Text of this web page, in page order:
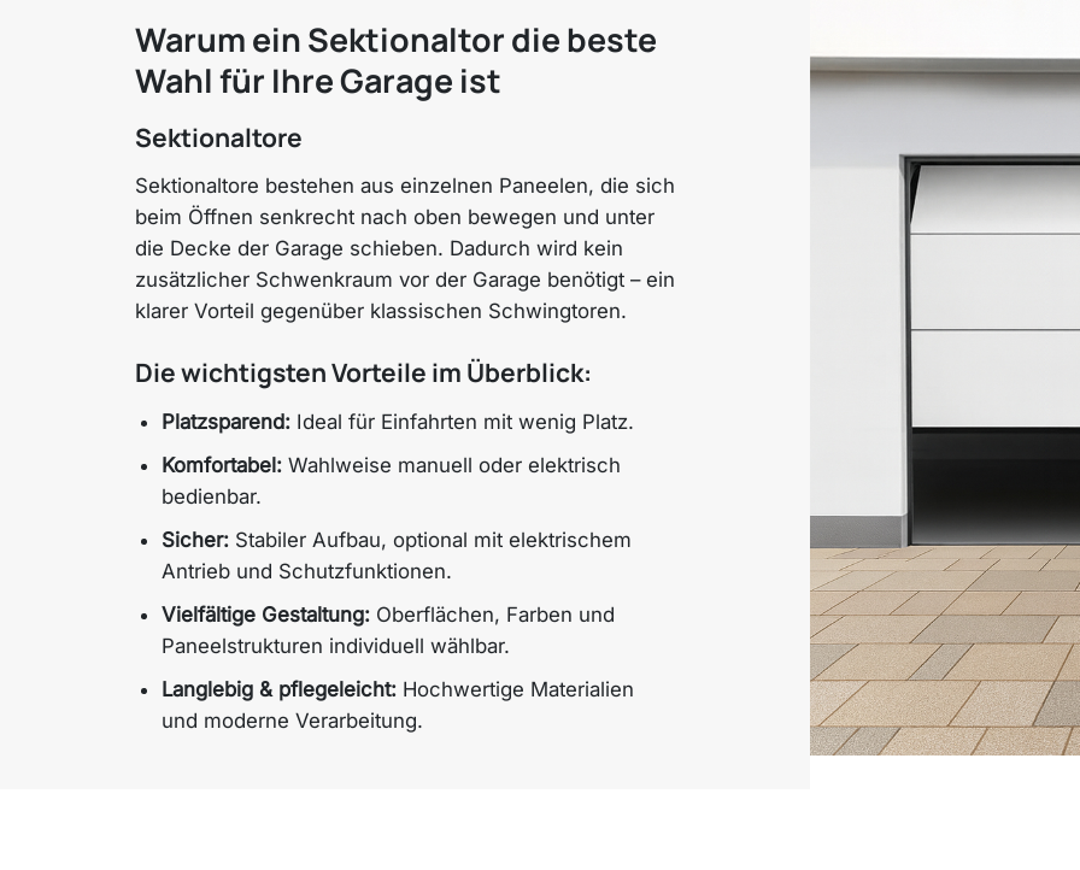
Warum ein Sektionaltor die beste
Wahl für Ihre Garage ist
Sektionaltore
Sektionaltore bestehen aus einzelnen Paneelen, die sich
beim Öffnen senkrecht nach oben bewegen und unter
die Decke der Garage schieben. Dadurch wird kein
zusätzlicher Schwenkraum vor der Garage benötigt – ein
klarer Vorteil gegenüber klassischen Schwingtoren.
Die wichtigsten Vorteile im Überblick:
Platzsparend:Ideal für Einfahrten mit wenig Platz.
Komfortabel:Wahlweise manuell oder elektrisch
bedienbar.
Sicher:Stabiler Aufbau, optional mit elektrischem
Antrieb und Schutzfunktionen.
Vielfältige Gestaltung:Oberflächen, Farben und
Paneelstrukturen individuell wählbar.
Langlebig & pflegeleicht:Hochwertige Materialien
und moderne Verarbeitung.